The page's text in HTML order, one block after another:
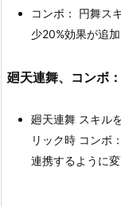
コンボ： 円舞ス
少20%効果が追加
廻天連舞、コンボ
廻天連舞 スキル
リック時 コンボ
連携するように変